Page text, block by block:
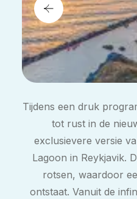
Tijdens een druk
tot rust in de
exclusievere versie
Lagoon in Reykjavik.
rotsen, waardoor
ontstaat. Vanuit de